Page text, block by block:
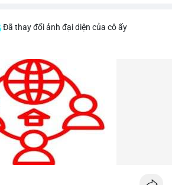
Đã thay đổi ảnh đại diện của cô ấy